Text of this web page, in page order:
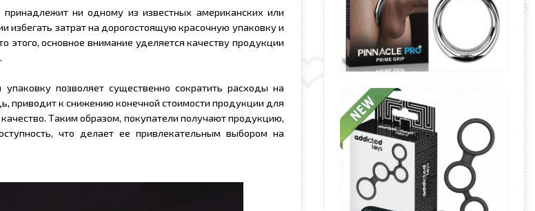
ни одному из известных американских или
избегать затрат на дорогостоящую красочную упаковку и
основное внимание уделяется качеству продукции
позволяет существенно сократить расходы на
приводит к снижению конечной стоимости продукции для
Таким образом, покупатели получают продукцию,
что делает ее привлекательным выбором на